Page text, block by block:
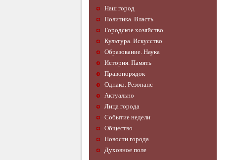
Наш город
Политика. Власть
Городское хозяйство
Культура. Искусство
Образование. Наука
История. Память
Правопорядок
Однако. Резонанс
Актуально
Лица города
Событие недели
Общество
Новости города
Духовное поле